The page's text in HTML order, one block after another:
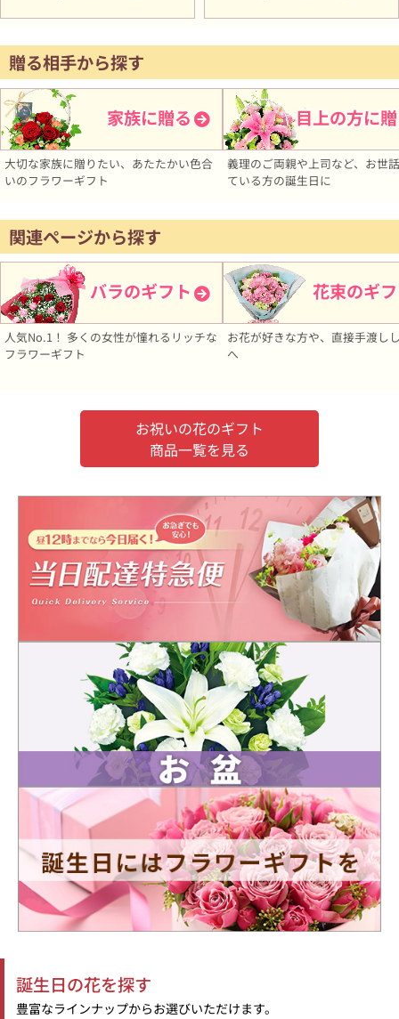
贈る相手から探す
家族に贈る
大切な家族に贈りたい、あたたかい色合
いのフラワーギフト
目上の方に
義理のご両親や上司など、お世
ている方の誕生日に
関連ページから探す
バラのギフト
人気No.1！ 多くの女性が憧れるリッチな
フラワーギフト
花束のギ
お花が好きな方や、直接手渡し
へ
お祝いの花のギフト
商品一覧を見る
誕生日の花を探す
豊富なラインナップからお選びいただけます。